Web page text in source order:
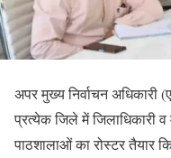
अपर मुख्य निर्वाचन
प्रत्येक जिले में जिलाधिकारी
पाठशालाओं का रोस्टर तैयार